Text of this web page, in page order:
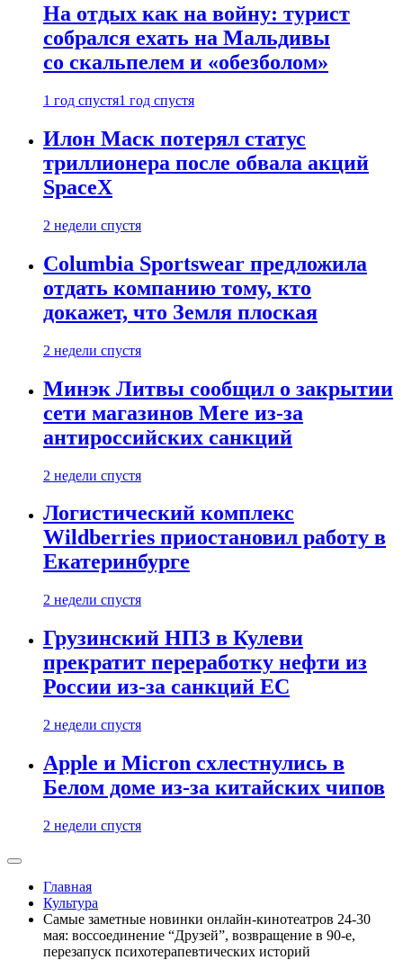
На отдых как на войну: турист
собрался ехать на Мальдивы
со скальпелем и «обезболом»
1 год спустя1 год спустя
Илон Маск потерял статус
триллионера после обвала акций
SpaceX
2 недели спустя
Columbia Sportswear предложила
отдать компанию тому, кто
докажет, что Земля плоская
2 недели спустя
Минэк Литвы сообщил о закрытии
сети магазинов Mere из-за
антироссийских санкций
2 недели спустя
Логистический комплекс
Wildberries приостановил работу в
Екатеринбурге
2 недели спустя
Грузинский НПЗ в Кулеви
прекратит переработку нефти из
России из-за санкций ЕС
2 недели спустя
Apple и Micron схлестнулись в
Белом доме из-за китайских чипов
2 недели спустя
Главная
Культура
Самые заметные новинки онлайн-кинотеатров 24-30
мая: воссоединение “Друзей”, возвращение в 90-е,
перезапуск психотерапевтических историй